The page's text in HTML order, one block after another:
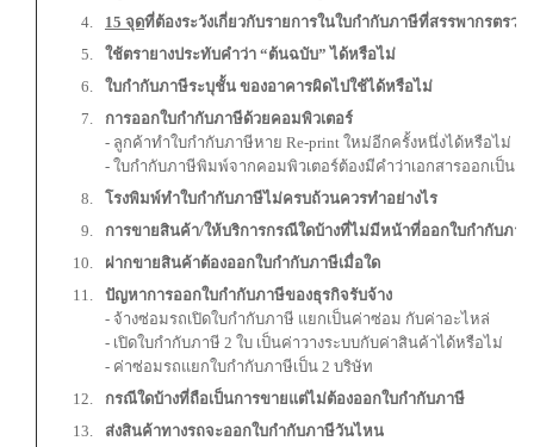
15 จุดที่ต้องระวังเกี่ยวกับรายการในใบกำกับภาษีที่สรรพากรตรวจ
ใช้ตรายางประทับคำว่า “ต้นฉบับ” ได้หรือไม่
ใบกำกับภาษีระบุชั้น ของอาคารผิดไปใช้ได้หรือไม่
การออกใบกำกับภาษีด้วยคอมพิวเตอร์
- ลูกค้าทำใบกำกับภาษีหาย Re-print ใหม่อีกครั้งหนึ่งได้หรือไม่
- ใบกำกับภาษีพิมพ์จากคอมพิวเตอร์ต้องมีคำว่าเอกสารออกเป็นชุ
โรงพิมพ์ทำใบกำกับภาษีไม่ครบถ้วนควรทำอย่างไร
การขายสินค้า/ให้บริการกรณีใดบ้างที่ไม่มีหน้าที่ออกใบกำกับภาษี
ฝากขายสินค้าต้องออกใบกำกับภาษีเมื่อใด
ปัญหาการออกใบกำกับภาษีของธุรกิจรับจ้าง
- จ้างซ่อมรถเปิดใบกำกับภาษี แยกเป็นค่าซ่อม กับค่าอะไหล่
- เปิดใบกำกับภาษี 2 ใบ เป็นค่าวางระบบกับค่าสินค้าได้หรือไม่
- ค่าซ่อมรถแยกใบกำกับภาษีเป็น 2 บริษัท
กรณีใดบ้างที่ถือเป็นการขายแต่ไม่ต้องออกใบกำกับภาษี
ส่งสินค้าทางรถจะออกใบกำกับภาษีวันไหน